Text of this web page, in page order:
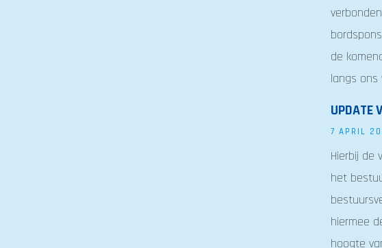
de
langs ons
UPDATE
7 APRIL
Hierbij de
het
hiermee
hoogte